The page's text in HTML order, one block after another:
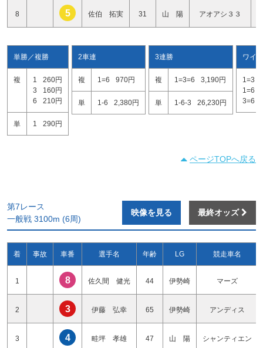
8 5 佐伯 拓実 31 山 陽 アオアシ３３
単勝／複勝
複 1
260円
3
160円
6
210円
単 1 290円
2車連
複 1=6 970円
単 1-6 2,380円
3連勝
複 1=3=6 3,190円
単 1-6-3 26,230円
ワイド
1=3
1=6
3=6
ページTOPへ戻る
第7レース
一般戦 3100m (6周)
映像を見る 最終オッズ
着 事故 車番 選手名 年齢 LG 競走車名
1 8 佐久間 健光 44 伊勢崎 マーズ
2 3 伊藤 弘幸 65 伊勢崎 アンディス
3 4 畦坪 孝雄 47 山 陽 シャンティエン